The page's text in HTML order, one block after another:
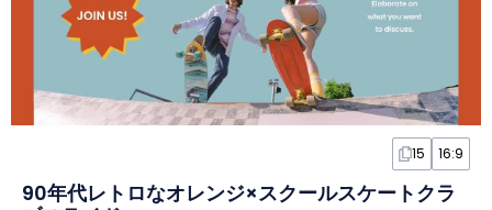
15 16:9
90年代レトロなオレンジ×スクールスケートクラ